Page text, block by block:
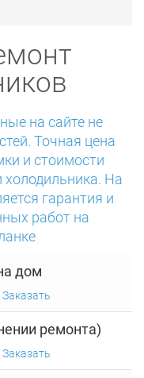
на сайте не
Точная цена
и стоимости
холодильника. На
гарантия и
работ на
дом
Заказать
ремонта)
Заказать